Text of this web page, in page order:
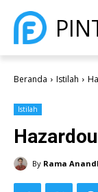
Beranda Istilah
Istilah
By Rama